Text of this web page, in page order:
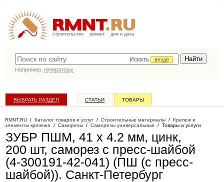
строительство ремонт дом и дача
Искать
везде
Например, генераторы
ВЫБРАТЬ РАЗДЕЛ СТАТЬИ ТОВАРЫ
RMNT.RU / Каталог товаров и услуг / Строительные материалы / Крепеж и
элементы крепежа / Саморезы / Саморезы универсальные / Товары и услуги
ЗУБР ПШМ, 41 х 4.2 мм, цинк,
200 шт, саморез c пресс-шайбой
(4-300191-42-041) (ПШ (с пресс-
шайбой)). Санкт-Петербург